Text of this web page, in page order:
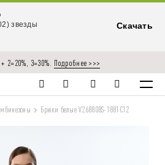
2=20%, 3=30%. Подробнее >>>
Брюки белые V268808S-1881C12
звезды
Скачать